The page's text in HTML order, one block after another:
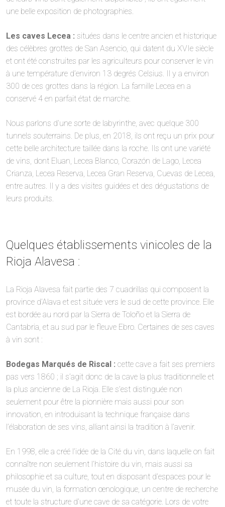
une belle exposition de photographies.
Les caves Lecea : situées dans le centre ancien et historique
des célèbres grottes de San Asencio, qui datent du XVIe siècle
et ont été construites par les agriculteurs pour conserver le vin
à une température d’environ 13 degrés Celsius. Il y a environ
300 de ces grottes dans la région. La famille Lecea en a
conservé 4 en parfait état de marche.
Nous parlons d’une sorte de labyrinthe, avec quelque 300
tunnels souterrains. De plus, en 2018, ils ont reçu un prix pour
cette belle architecture taillée dans la roche. Ils ont une variété
de vins, dont Eluan, Lecea Blanco, Corazón de Lago, Lecea
Crianza, Lecea Reserva, Lecea Gran Reserva, Cuevas de Lecea,
entre autres. Il y a des visites guidées et des dégustations de
leurs produits.
Quelques établissements vinicoles de la
Rioja Alavesa :
La Rioja Alavesa fait partie des 7 cuadrillas qui composent la
province d’Alava et est située vers le sud de cette province. Elle
est bordée au nord par la Sierra de Toloño et la Sierra de
Cantabria, et au sud par le fleuve Ebro. Certaines de ses caves
à vin sont :
Bodegas Marqués de Riscal : cette cave a fait ses premiers
pas vers 1860 ; il s’agit donc de la cave la plus traditionnelle et
la plus ancienne de La Rioja. Elle s’est distinguée non
seulement pour être la pionnière mais aussi pour son
innovation, en introduisant la technique française dans
l’élaboration de ses vins, alliant ainsi la tradition à l’avenir.
En 1998, elle a créé l’idée de la Cité du vin, dans laquelle on fait
connaître non seulement l’histoire du vin, mais aussi sa
philosophie et sa culture, tout en disposant d’espaces pour le
musée du vin, la formation œnologique, un centre de recherche
et toute la structure d’une cave de sa catégorie. Lors de votre